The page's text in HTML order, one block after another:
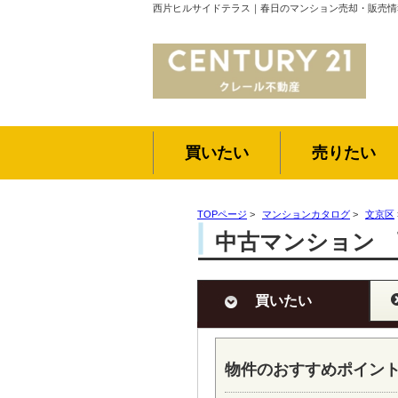
西片ヒルサイドテラス｜春日のマンション売却・販売
買いたい 売りたい
TOPページ > マンションカタログ > 文京区
中古マンション
買いたい
物件のおすすめポイン